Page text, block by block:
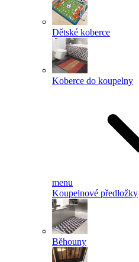
Dětské koberce
Koberce do koupelny
menu
Koupelnové předložky
Běhouny